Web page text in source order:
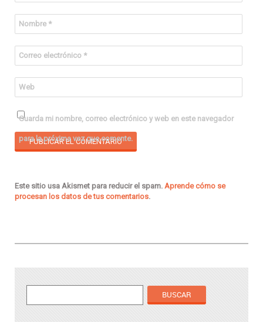
Nombre *
Correo electrónico *
Web
Guarda mi nombre, correo electrónico y web en este navegador
para la próxima vez que comente.
Este sitio usa Akismet para reducir el spam. Aprende cómo se
procesan los datos de tus comentarios.